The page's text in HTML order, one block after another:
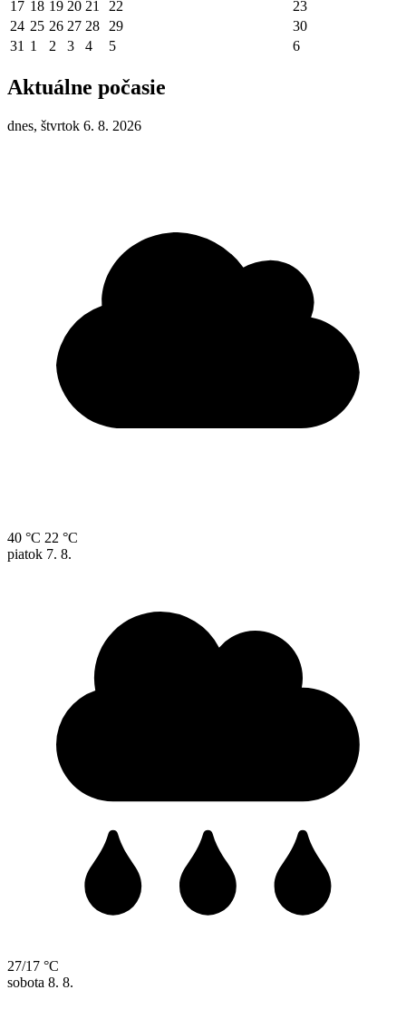
17 18 19 20 21 22
23
24 25 26 27 28 29
30
31 1 2 3 4 5 6
Aktuálne počasie
dnes, štvrtok 6. 8. 2026
40 °C 22 °C
piatok 7. 8.
27/17 °C
sobota 8. 8.